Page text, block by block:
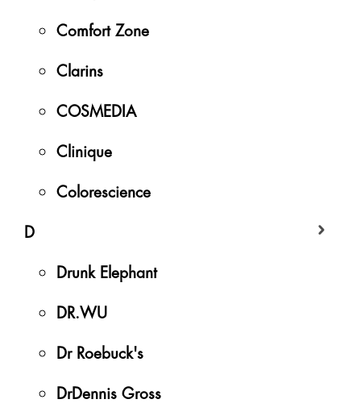
Comfort Zone
Clarins
COSMEDIA
Clinique
Colorescience
D
Drunk Elephant
DR.WU
Dr Roebuck's
DrDennis Gross